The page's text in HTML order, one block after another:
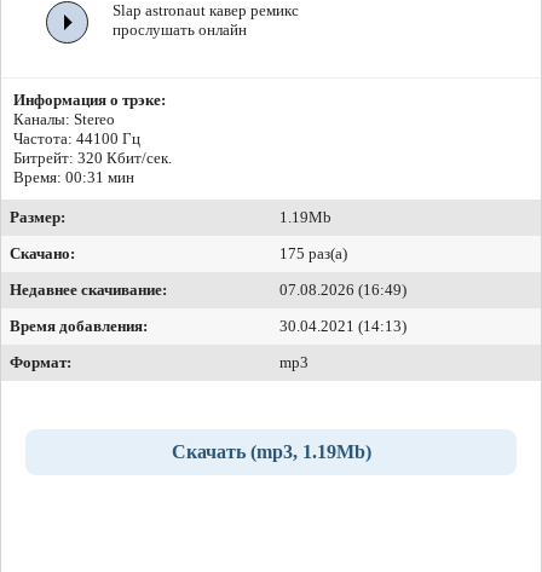
Slap astronaut кавер ремикс
прослушать онлайн
Информация о трэке:
Каналы: Stereo
Частота: 44100 Гц
Битрейт: 320 Кбит/сек.
Время: 00:31 мин
Размер:
1.19Mb
Скачано:
175 раз(а)
Недавнее скачивание:
07.08.2026 (16:49)
Время добавления:
30.04.2021 (14:13)
Формат:
mp3
Скачать (mp3, 1.19Mb)